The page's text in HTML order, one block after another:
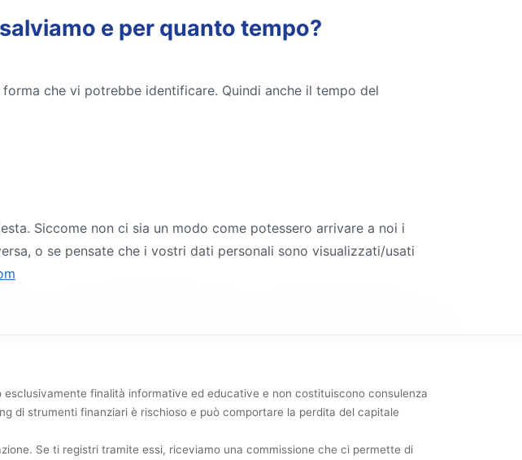
e per quanto tempo?
che vi potrebbe identificare. Quindi anche il tempo del
Siccome non ci sia un modo come potessero arrivare a noi i
o se pensate che i vostri dati personali sono visualizzati/usati
esclusivamente finalità informative ed educative e non costituiscono consulenza
di strumenti finanziari è rischioso e può comportare la perdita del capitale
Se ti registri tramite essi, riceviamo una commissione che ci permette di